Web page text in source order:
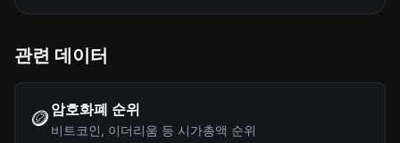
관련 데이터
🪙 암호화폐 순위
비트코인, 이더리움 등 시가총액 순위